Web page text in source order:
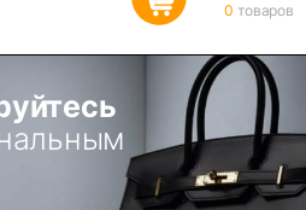
0 товаров